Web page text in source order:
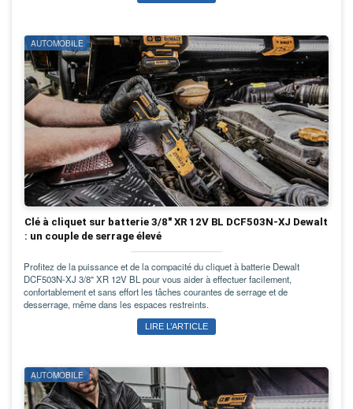
AUTOMOBILE
Clé à cliquet sur batterie 3/8" XR 12V BL DCF503N-XJ Dewalt
: un couple de serrage élevé
Profitez de la puissance et de la compacité du cliquet à batterie Dewalt
DCF503N-XJ 3/8" XR 12V BL pour vous aider à effectuer facilement,
confortablement et sans effort les tâches courantes de serrage et de
desserrage, même dans les espaces restreints.
LIRE L’ARTICLE
AUTOMOBILE